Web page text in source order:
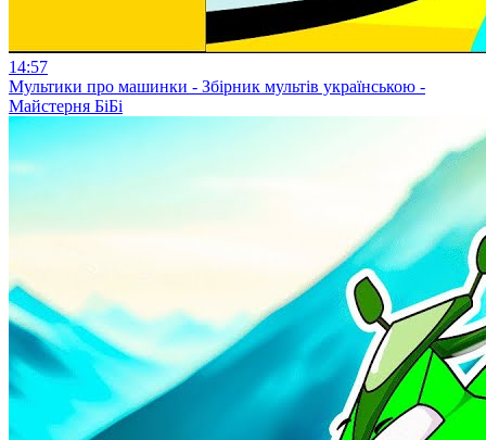
14:57
Мультики про машинки - Збірник мультів українською -
Майстерня БіБі